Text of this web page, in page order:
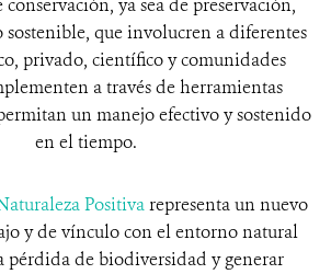
conservación, ya sea de preservación,
sostenible, que involucren a diferentes
privado, científico y comunidades
a través de herramientas
un manejo efectivo y sostenido
en el tiempo.
Positivarepresenta un nuevo
y de vínculo con el entorno natural
pérdida de biodiversidad y generar